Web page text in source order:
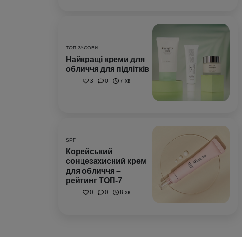
ТОП ЗАСОБИ
Найкращі креми для
обличчя для підлітків
3 0 7 хв
SPF
Корейський
сонцезахисний крем
для обличчя –
рейтинг ТОП-7
0 0 8 хв